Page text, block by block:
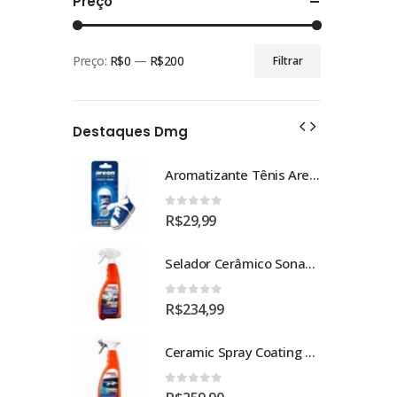
Preço
mínimo
Preço
máximo
Filtrar
Preço: R$0 — R$200
Destaques Dmg
Aromatizante Tênis Areon Fresh Wave New Car / Carro Novo
0out of 5
R$29,99
Selador Cerâmico Sonax Xtreme Ceramic Spray + Seal (750ml)
0out of 5
R$234,99
Ceramic Spray Coating Sonax 750ml
0out of 5